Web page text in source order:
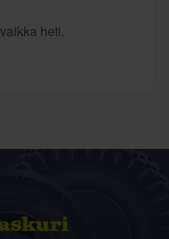
heti.